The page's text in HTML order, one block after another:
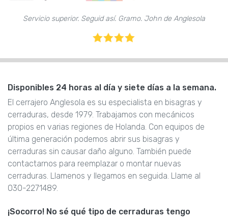
Servicio superior. Seguid así. Gramo. John de Anglesola
Disponibles 24 horas al día y siete días a la semana.
El cerrajero Anglesola es su especialista en bisagras y
cerraduras, desde 1979. Trabajamos con mecánicos
propios en varias regiones de Holanda. Con equipos de
última generación podemos abrir sus bisagras y
cerraduras sin causar daño alguno. También puede
contactarnos para reemplazar o montar nuevas
cerraduras. Llamenos y llegamos en seguida. Llame al
030-2271489.
¡Socorro! No sé qué tipo de cerraduras tengo